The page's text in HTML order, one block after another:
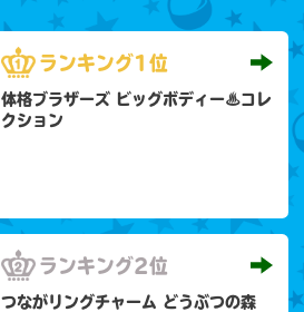
ランキング1位
体格ブラザーズ ビッグボディー♨コレ
クション
ランキング2位
つながリングチャーム どうぶつの森